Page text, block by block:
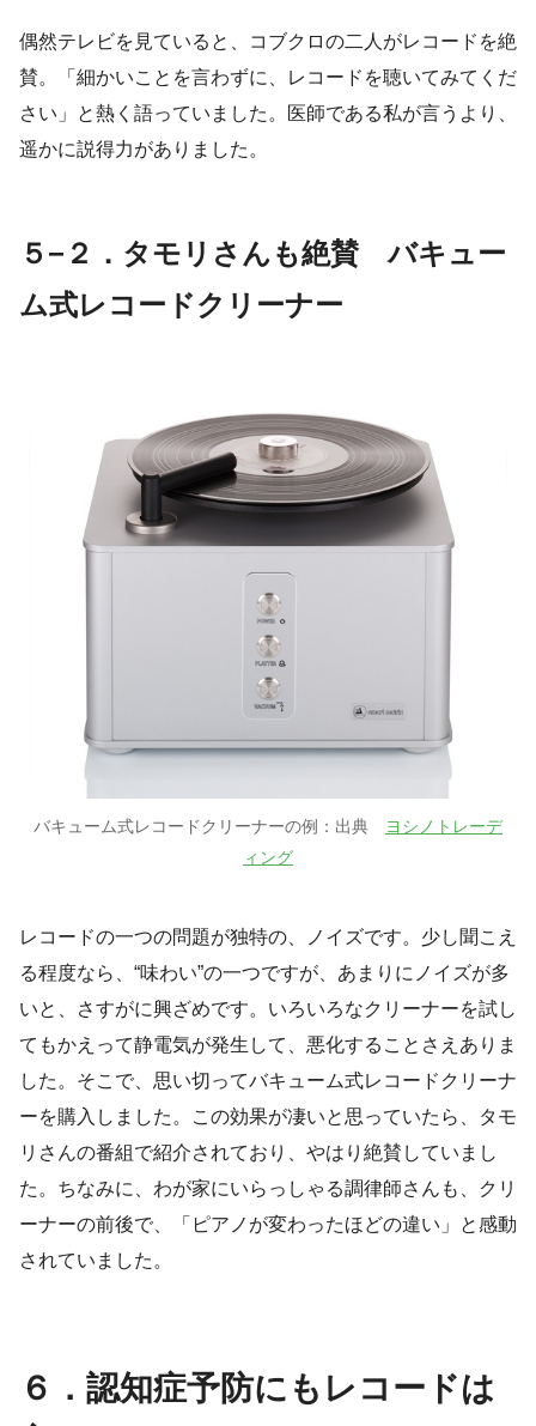
偶然テレビを見ていると、コブクロの二人がレコードを絶
賛。「細かいことを言わずに、レコードを聴いてみてくだ
さい」と熱く語っていました。医師である私が言うより、
遥かに説得力がありました。
５−２．タモリさんも絶賛 バキュー
ム式レコードクリーナー
バキューム式レコードクリーナーの例：出典
ヨシノトレーデ
ィング
レコードの一つの問題が独特の、ノイズです。少し聞こえ
る程度なら、“味わい”の一つですが、あまりにノイズが多
いと、さすがに興ざめです。いろいろなクリーナーを試し
てもかえって静電気が発生して、悪化することさえありま
した。そこで、思い切ってバキューム式レコードクリーナ
ーを購入しました。この効果が凄いと思っていたら、タモ
リさんの番組で紹介されており、やはり絶賛していまし
た。ちなみに、わが家にいらっしゃる調律師さんも、クリ
ーナーの前後で、「ピアノが変わったほどの違い」と感動
されていました。
６．認知症予防にもレコードは